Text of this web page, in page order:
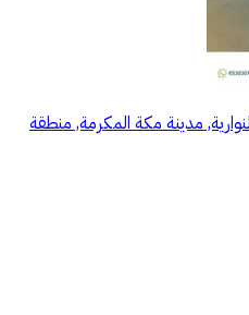
مدينة مكة المكرمة, منطقة